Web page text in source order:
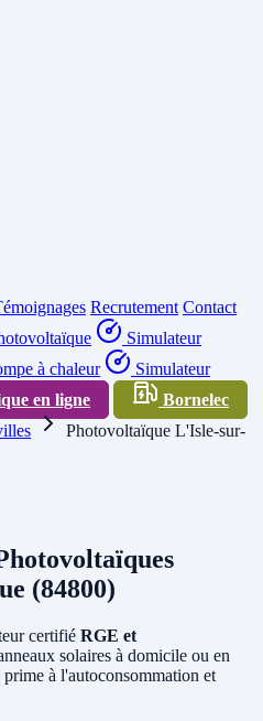
Recrutement Contact
Simulateur
à chaleur
Simulateur
en ligne
Bornelec
Photovoltaïque L'Isle-sur-
(84800)
certifié RGE et
solaires à domicile ou en
à l'autoconsommation et